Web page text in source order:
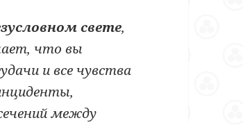
свете,
что вы
и все чувства
между